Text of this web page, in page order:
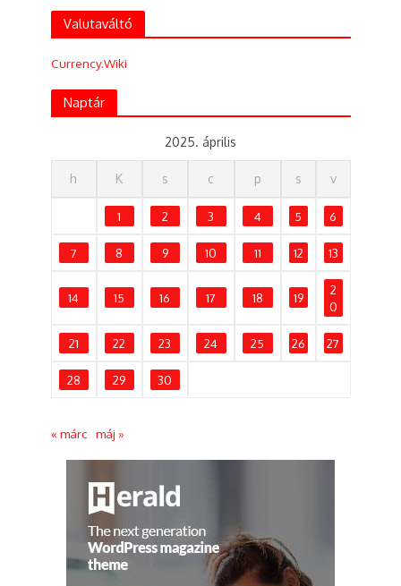
Valutaváltó
Currency.Wiki
Naptár
2025. április
h K s c p s v
1 2 3 4 5 6
7 8 9 10 11 12 13
14 15 16 17 18 19
2
0
21 22 23 24 25 26 27
28 29 30
« márc máj »